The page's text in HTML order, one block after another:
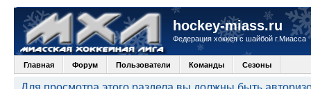
hockey-miass.ru
Федерация хоккея с шайбой г.Миасса
Главная Форум Пользователи Команды Сезоны